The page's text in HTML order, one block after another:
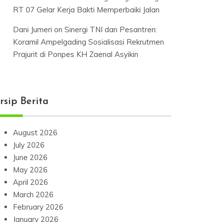
RT 07 Gelar Kerja Bakti Memperbaiki Jalan
Dani Jumeri on Sinergi TNI dan Pesantren:
Koramil Ampelgading Sosialisasi Rekrutmen
Prajurit di Ponpes KH Zaenal Asyikin
Berita
August 2026
July 2026
June 2026
May 2026
April 2026
March 2026
February 2026
January 2026